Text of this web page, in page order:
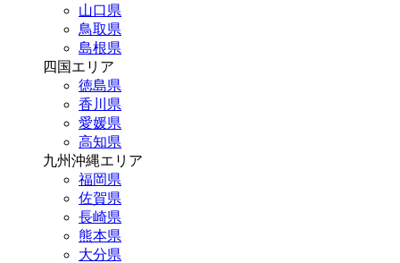
山口県
鳥取県
島根県
四国エリア
徳島県
香川県
愛媛県
高知県
九州沖縄エリア
福岡県
佐賀県
長崎県
熊本県
大分県